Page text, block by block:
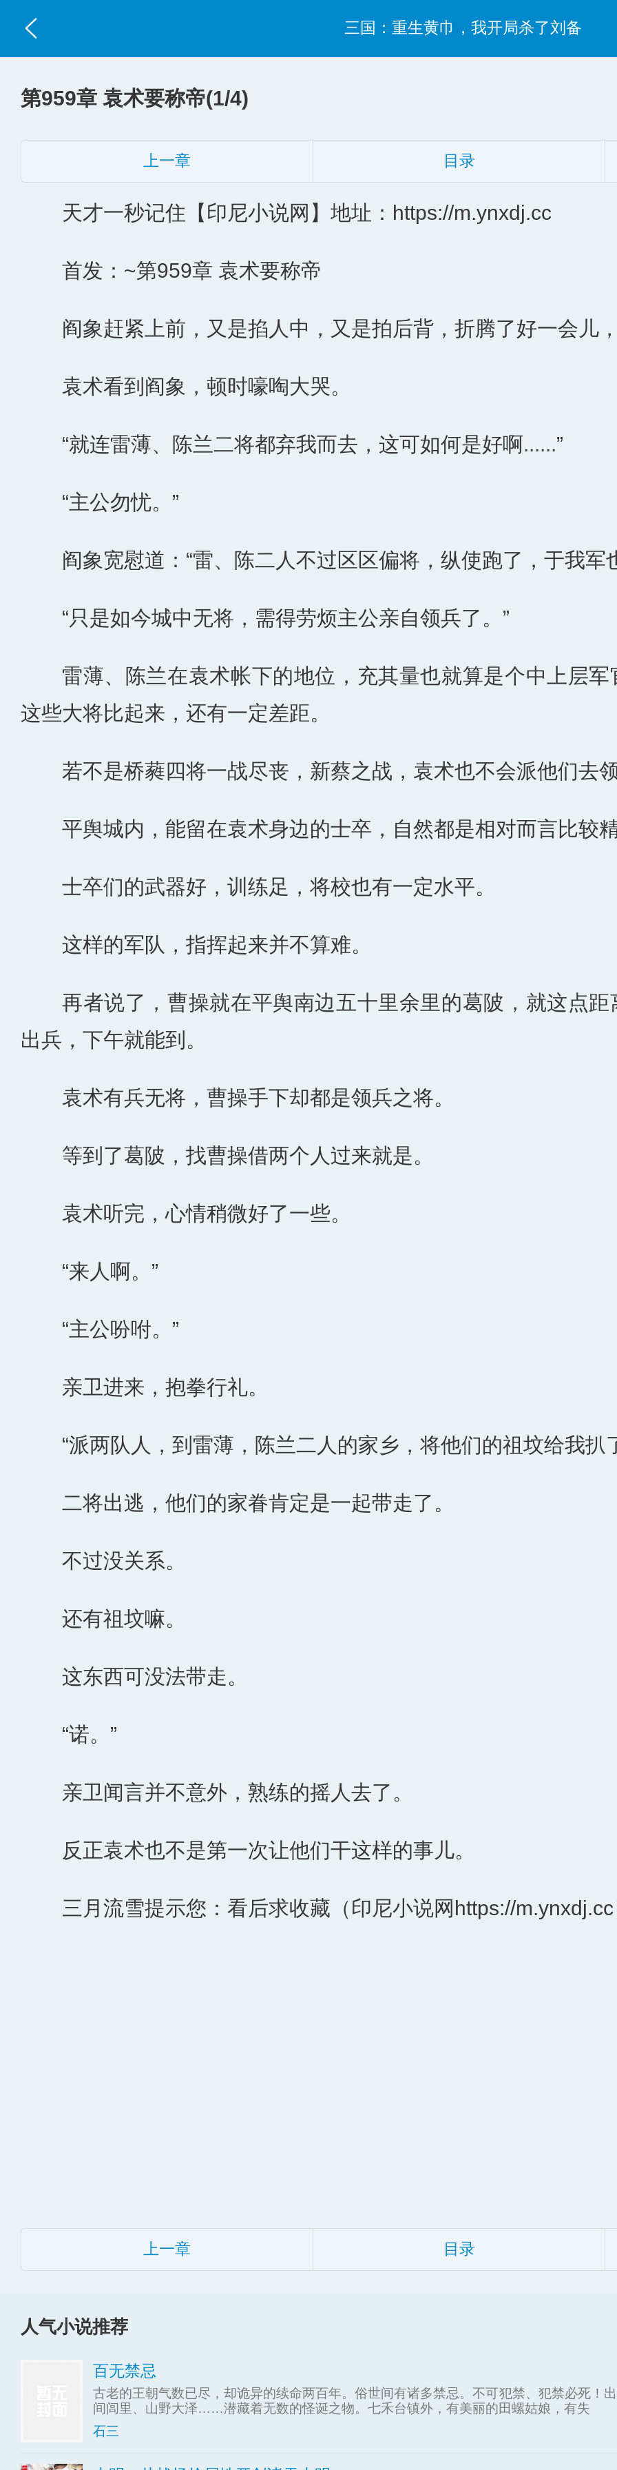
三国：重生黄巾，我开局杀了刘备
第959章 袁术要称帝(1/4)
上一章 目录
天才一秒记住【印尼小说网】地址：https://m.ynxdj.cc
首发：~第959章 袁术要称帝
阎象赶紧上前，又是掐人中，又是拍后背，折腾了好一会儿
袁术看到阎象，顿时嚎啕大哭。
“就连雷薄、陈兰二将都弃我而去，这可如何是好啊......”
“主公勿忧。”
阎象宽慰道：“雷、陈二人不过区区偏将，纵使跑了，于我军
“只是如今城中无将，需得劳烦主公亲自领兵了。”
雷薄、陈兰在袁术帐下的地位，充其量也就算是个中上层
这些大将比起来，还有一定差距。
若不是桥蕤四将一战尽丧，新蔡之战，袁术也不会派他们去
平舆城内，能留在袁术身边的士卒，自然都是相对而言比较
士卒们的武器好，训练足，将校也有一定水平。
这样的军队，指挥起来并不算难。
再者说了，曹操就在平舆南边五十里余里的葛陂，就这点
出兵，下午就能到。
袁术有兵无将，曹操手下却都是领兵之将。
等到了葛陂，找曹操借两个人过来就是。
袁术听完，心情稍微好了一些。
“来人啊。”
“主公吩咐。”
亲卫进来，抱拳行礼。
“派两队人，到雷薄，陈兰二人的家乡，将他们的祖坟给我扒
二将出逃，他们的家眷肯定是一起带走了。
不过没关系。
还有祖坟嘛。
这东西可没法带走。
“诺。”
亲卫闻言并不意外，熟练的摇人去了。
反正袁术也不是第一次让他们干这样的事儿。
三月流雪提示您：看后求收藏（印尼小说网https://
上一章 目录
人气小说推荐
百无禁忌
古老的王朝气数已尽，却诡异的续命两百年。俗世间有诸多禁忌。不可犯禁、犯禁必死！
间闾里、山野大泽……潜藏着无数的怪诞之物。七禾台镇外，有美丽的田螺姑娘，有失
石三